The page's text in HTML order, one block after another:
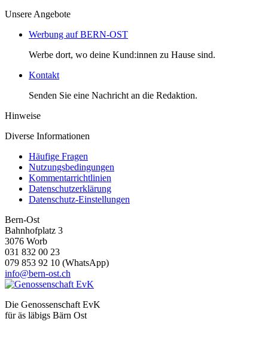
Unsere Angebote
Werbung auf BERN-OST
Werbe dort, wo deine Kund:innen zu Hause sind.
Kontakt
Senden Sie eine Nachricht an die Redaktion.
Hinweise
Diverse Informationen
Häufige Fragen
Nutzungsbedingungen
Kommentarrichtlinien
Datenschutzerklärung
Datenschutz-Einstellungen
Bern-Ost
Bahnhofplatz 3
3076 Worb
031 832 00 23
079 853 92 10 (WhatsApp)
info@bern-ost.ch
Die Genossenschaft EvK
für äs läbigs Bärn Ost